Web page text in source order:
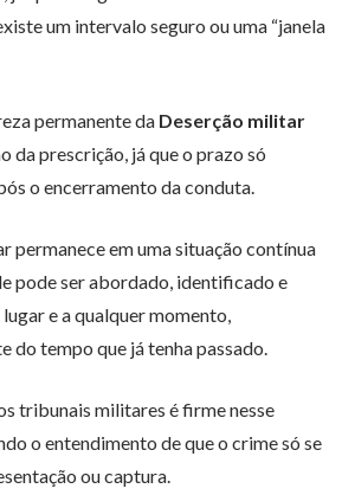
um intervalo seguro ou uma “janela
permanente da Deserção militar
da prescrição, já que o prazo só
o encerramento da conduta.
permanece em uma situação contínua
pode ser abordado, identificado e
e a qualquer momento,
do tempo que já tenha passado.
tribunais militares é firme nesse
o entendimento de que o crime só se
ou captura.